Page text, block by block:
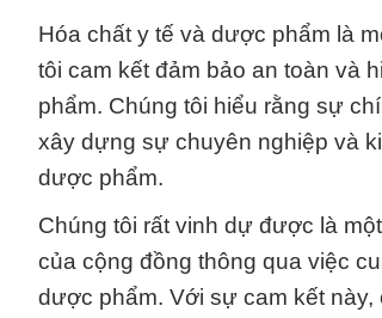
Hóa chất y tế và dược phẩm là
tôi cam kết đảm bảo an toàn và
phẩm. Chúng tôi hiểu rằng sự
xây dựng sự chuyên nghiệp và
dược phẩm.
Chúng tôi rất vinh dự được là
của cộng đồng thông qua việc
dược phẩm. Với sự cam kết